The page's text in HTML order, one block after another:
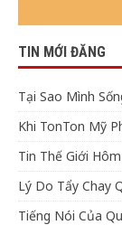
TIN MỚI ĐĂNG
Tại Sao Mình
Khi TonTon Mỹ
Tin Thế Giới
Lý Do Tẩy Chay
Tiếng Nói Của